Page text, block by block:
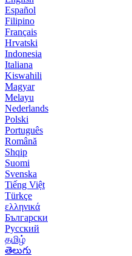
Español
Filipino
Français
Hrvatski
Indonesia
Italiana
Kiswahili
Magyar
Melayu
Nederlands
Polski
Português
Română
Shqip
Suomi
Svenska
Tiếng Việt
Türkçe
ελληνικά
Български
Русский
தமிழ்
తెలుగు